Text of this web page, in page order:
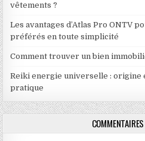
vêtements ?
Les avantages d’Atlas Pro ONTV
préférés en toute simplicité
Comment trouver un bien
Reiki energie universelle : origine
pratique